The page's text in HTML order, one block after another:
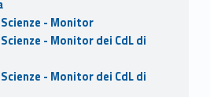
- Monitor
- Monitor dei CdL di
- Monitor dei CdL di